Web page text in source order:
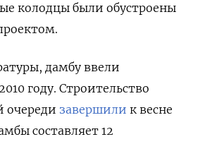
колодцы были обустроены
дамбу ввели
году. Строительство
очереди завершили к весне
составляет 12